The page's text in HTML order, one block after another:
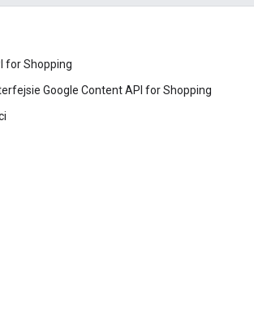
for Shopping
Google Content API for Shopping